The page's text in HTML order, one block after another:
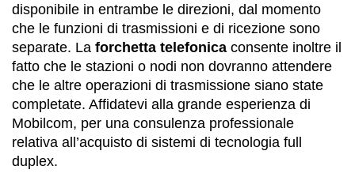
disponibile in entrambe le direzioni, dal momento
che le funzioni di trasmissioni e di ricezione sono
separate. La forchetta telefonica consente inoltre il
fatto che le stazioni o nodi non dovranno attendere
che le altre operazioni di trasmissione siano state
completate. Affidatevi alla grande esperienza di
Mobilcom, per una consulenza professionale
relativa all’acquisto di sistemi di tecnologia full
duplex.